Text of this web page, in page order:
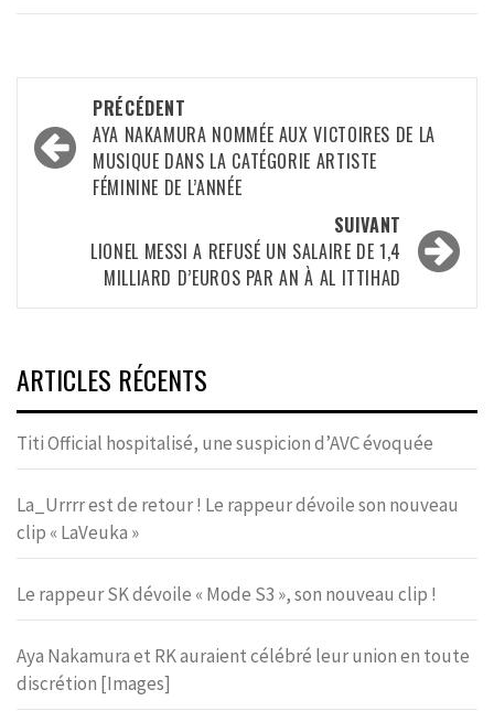
Navigation
d’article
PRÉCÉDENT
AYA NAKAMURA NOMMÉE AUX VICTOIRES DE LA
MUSIQUE DANS LA CATÉGORIE ARTISTE
FÉMININE DE L’ANNÉE
SUIVANT
LIONEL MESSI A REFUSÉ UN SALAIRE DE 1,4
MILLIARD D’EUROS PAR AN À AL ITTIHAD
ARTICLES RÉCENTS
Titi Official hospitalisé, une suspicion d’AVC évoquée
La_Urrrr est de retour ! Le rappeur dévoile son nouveau
clip « LaVeuka »
Le rappeur SK dévoile « Mode S3 », son nouveau clip !
Aya Nakamura et RK auraient célébré leur union en toute
discrétion [Images]